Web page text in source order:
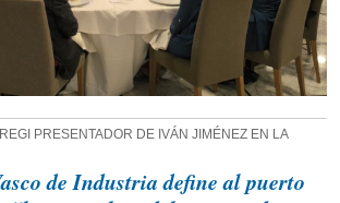
PRESENTADOR DE IVÁN JIMÉNEZ EN LA
de Industria define al puerto